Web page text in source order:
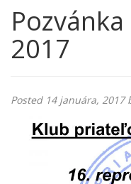
2017
Posted 14 januára, 2017